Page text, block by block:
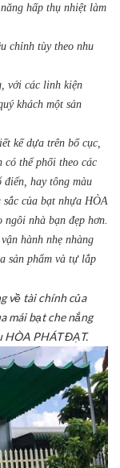
hấp thụ nhiệt làm
chỉnh tùy theo nhu
với các linh kiện
khách một sản
kế dựa trên bố cục,
có thể phối theo các
điển, hay tông màu
sắc của bạt nhựa HÒA
nhà bạn đẹp hơn.
hành nhẹ nhàng
sản phẩm và tự lắp
về tài chính của
mái bạt che nắng
PHÁT ĐẠT.